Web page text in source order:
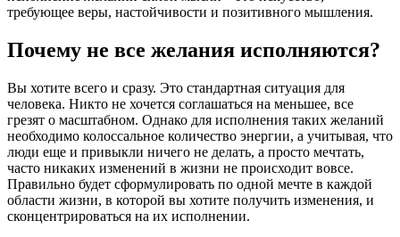
требующее веры, настойчивости и позитивного мышления.
Почему не все желания исполняются?
Вы хотите всего и сразу. Это стандартная ситуация для
человека. Никто не хочется соглашаться на меньшее, все
грезят о масштабном. Однако для исполнения таких желаний
необходимо колоссальное количество энергии, а учитывая, что
люди еще и привыкли ничего не делать, а просто мечтать,
часто никаких изменений в жизни не происходит вовсе.
Правильно будет сформулировать по одной мечте в каждой
области жизни, в которой вы хотите получить изменения, и
сконцентрироваться на их исполнении.